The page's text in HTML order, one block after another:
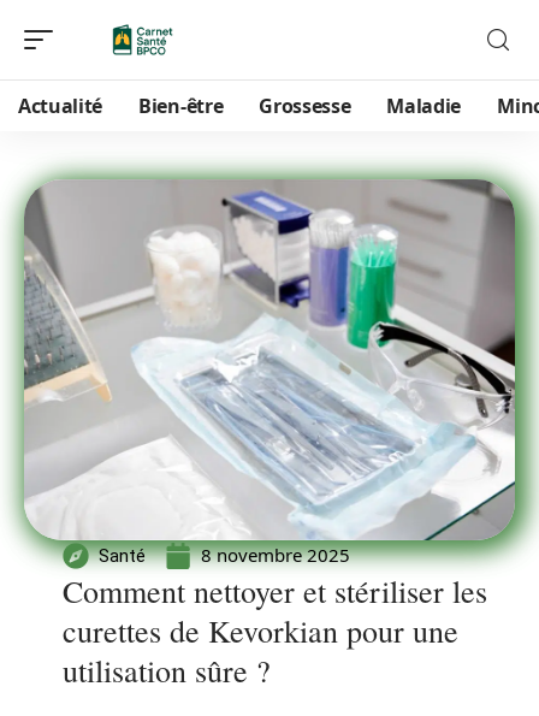
Actualité Bien-être Grossesse Maladie
Santé 8 novembre 2025
Comment nettoyer et stériliser les
curettes de Kevorkian pour une
utilisation sûre ?